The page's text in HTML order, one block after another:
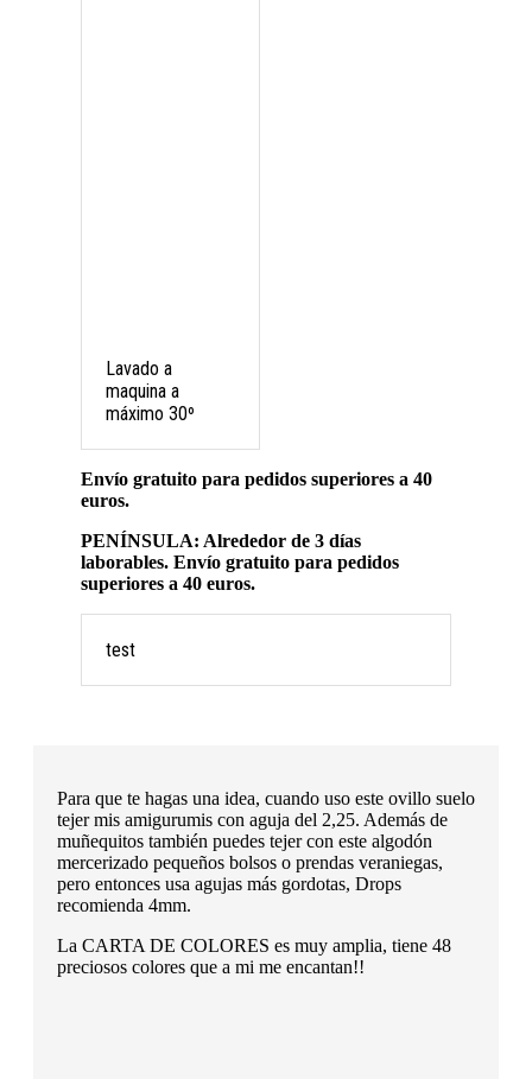
Lavado a
maquina a
máximo 30º
Envío gratuito para pedidos superiores a 40
euros.
PENÍNSULA: Alrededor de 3 días
laborables. Envío gratuito para pedidos
superiores a 40 euros.
test
Para que te hagas una idea, cuando uso este ovillo suelo
tejer mis amigurumis con aguja del 2,25. Además de
muñequitos también puedes tejer con este algodón
mercerizado pequeños bolsos o prendas veraniegas,
pero entonces usa agujas más gordotas, Drops
recomienda 4mm.
La CARTA DE COLORES es muy amplia, tiene 48
preciosos colores que a mi me encantan!!